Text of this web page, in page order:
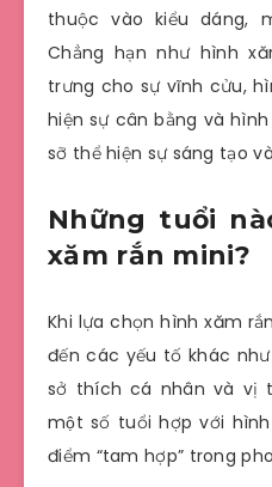
thuộc vào kiểu dáng,
Chẳng hạn như hình
trưng cho sự vĩnh cửu,
hiện sự cân bằng và
sỡ thể hiện sự sáng tạo
Những tuổi
xăm rắn mini?
Khi lựa chọn hình xăm
đến các yếu tố khác
sở thích cá nhân và vị
một số tuổi hợp với
điểm “tam hợp” trong